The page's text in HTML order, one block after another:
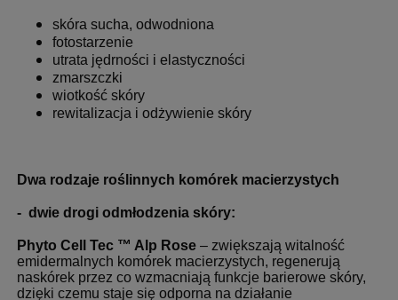
skóra sucha, odwodniona
fotostarzenie
utrata jędrności i elastyczności
zmarszczki
wiotkość skóry
rewitalizacja i odżywienie skóry
Dwa rodzaje roślinnych komórek macierzystych
- dwie drogi odmłodzenia skóry:
Phyto Cell Tec ™ Alp Rose – zwiększają witalność
emidermalnych komórek macierzystych, regenerują
naskórek przez co wzmacniają funkcje barierowe skóry,
dzięki czemu staje się odporna na działanie